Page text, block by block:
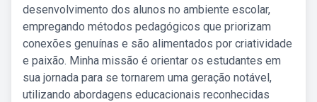
desenvolvimento dos alunos no ambiente escolar,
empregando métodos pedagógicos que priorizam
conexões genuínas e são alimentados por criatividade
e paixão. Minha missão é orientar os estudantes em
sua jornada para se tornarem uma geração notável,
utilizando abordagens educacionais reconhecidas